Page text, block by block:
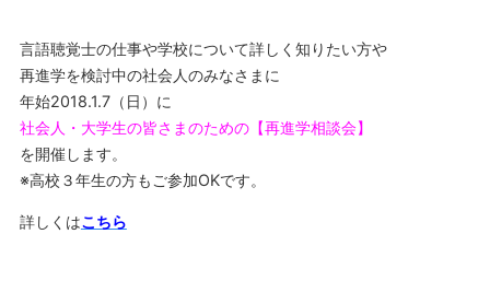
言語聴覚士の仕事や学校について詳しく知りたい方や
再進学を検討中の社会人のみなさまに
年始2018.1.7（日）に
社会人・大学生の皆さまのための【再進学相談会】
を開催します。
※高校３年生の方もご参加OKです。
詳しくはこちら